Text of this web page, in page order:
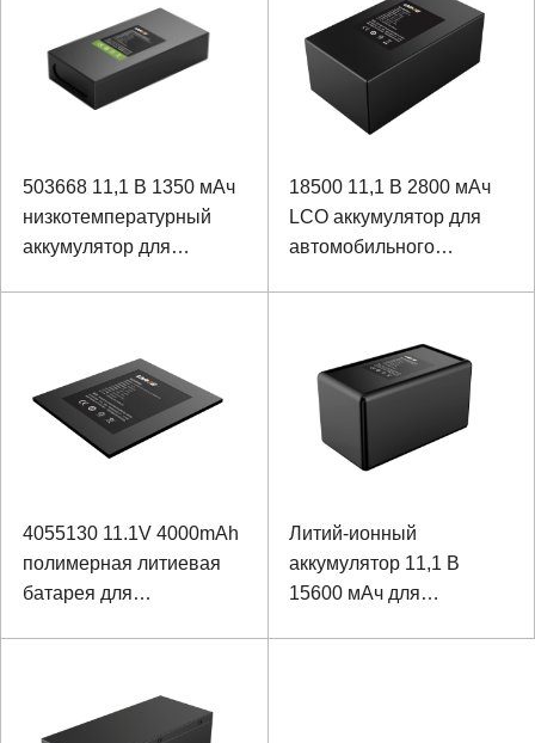
503668 11,1 В 1350 мАч
низкотемпературный
аккумулятор для
18500 11,1 В 2800 мАч
LCO аккумулятор для
автомобильного
4055130 11.1V 4000mAh
полимерная литиевая
батарея для
инструмента
Литий-ионный
аккумулятор 11,1 В
15600 мАч для